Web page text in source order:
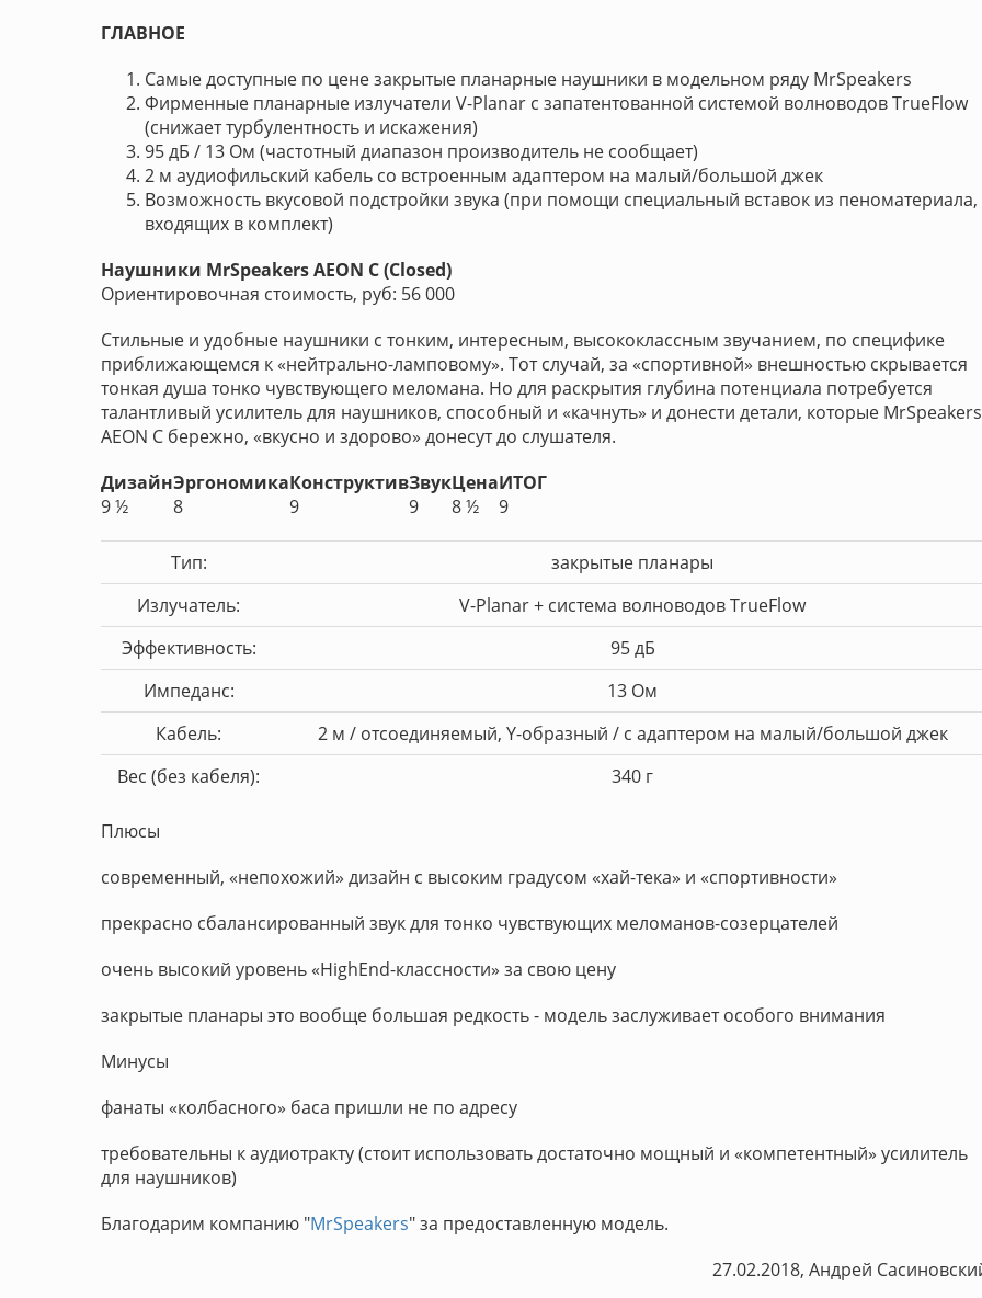
ГЛАВНОЕ
Самые доступные по цене закрытые планарные наушники в модельном ряду MrSpeakers
Фирменные планарные излучатели V-Planar c запатентованной системой волноводов TrueFlow
(снижает турбулентность и искажения)
95 дБ / 13 Ом (частотный диапазон производитель не сообщает)
2 м аудиофильский кабель со встроенным адаптером на малый/большой джек
Возможность вкусовой подстройки звука (при помощи специальный вставок из пеноматериала,
входящих в комплект)
Наушники MrSpeakers AEON С (Сlosed)
Ориентировочная стоимость, руб: 56 000
Стильные и удобные наушники с тонким, интересным, высококлассным звучанием, по специфике
приближающемся к «нейтрально-ламповому». Тот случай, за «спортивной» внешностью скрывается
тонкая душа тонко чувствующего меломана. Но для раскрытия глубина потенциала потребуется
талантливый усилитель для наушников, способный и «качнуть» и донести детали, которые MrSpeakers
AEON С бережно, «вкусно и здорово» донесут до слушателя.
ДизайнЭргономикаКонструктивЗвукЦенаИТОГ
9 ½
8 9 9 8 ½ 9
Тип:
закрытые планары
Излучатель:
V-Planar + система волноводов TrueFlow
Эффективность:
95 дБ
Импеданс:
13 Ом
Кабель:
2 м / отсоединяемый, Y-образный / с адаптером на малый/большой джек
Вес (без кабеля):
340 г
Плюсы
современный, «непохожий» дизайн с высоким градусом «хай-тека» и «спортивности»
прекрасно сбалансированный звук для тонко чувствующих меломанов-созерцателей
очень высокий уровень «HighEnd-классности» за свою цену
закрытые планары это вообще большая редкость - модель заслуживает особого внимания
Минусы
фанаты «колбасного» баса пришли не по адресу
требовательны к аудиотракту (стоит использовать достаточно мощный и «компетентный» усилитель
для наушников)
Благодарим компанию "MrSpeakers" за предоставленную модель.
27.02.2018, Андрей